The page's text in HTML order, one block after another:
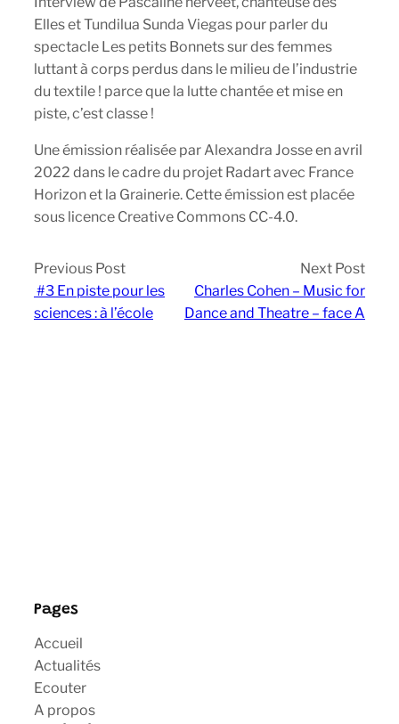
Elles et Tundilua Sunda Viegas pour parler du
spectacle Les petits Bonnets sur des femmes
luttant à corps perdus dans le milieu de l’industrie
du textile ! parce que la lutte chantée et mise en
piste, c’est classe !
Une émission réalisée par Alexandra Josse en avril
2022 dans le cadre du projet Radart avec France
Horizon et la Grainerie. Cette émission est placée
sous licence Creative Commons CC-4.0.
Previous Post
#3 En piste pour les
sciences : à l’école
Next Post
Charles Cohen – Music for
Dance and Theatre – face A
Pages
Accueil
Actualités
Ecouter
A propos